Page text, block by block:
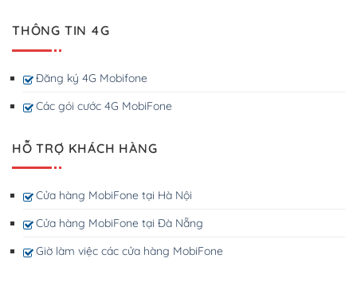
THÔNG TIN 4G
Đăng ký 4G Mobifone
Các gói cước 4G MobiFone
HỖ TRỢ KHÁCH HÀNG
Cửa hàng MobiFone tại Hà Nội
Cửa hàng MobiFone tại Đà Nẵng
Giờ làm việc các cửa hàng MobiFone